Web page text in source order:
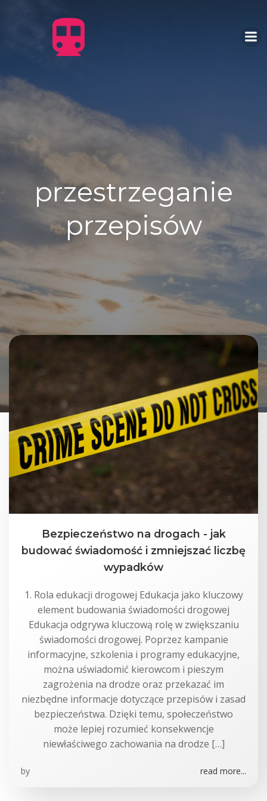
przestrzeganie
przepisów
Bezpieczeństwo na drogach - jak
budować świadomość i zmniejszać liczbę
wypadków
1. Rola edukacji drogowej Edukacja jako kluczowy
element budowania świadomości drogowej
Edukacja odgrywa kluczową rolę w zwiększaniu
świadomości drogowej. Poprzez kampanie
informacyjne, szkolenia i programy edukacyjne,
można uświadomić kierowcom i pieszym
zagrożenia na drodze oraz przekazać im
niezbędne informacje dotyczące przepisów i zasad
bezpieczeństwa. Dzięki temu, społeczeństwo
może lepiej rozumieć konsekwencje
niewłaściwego zachowania na drodze […]
by read more...